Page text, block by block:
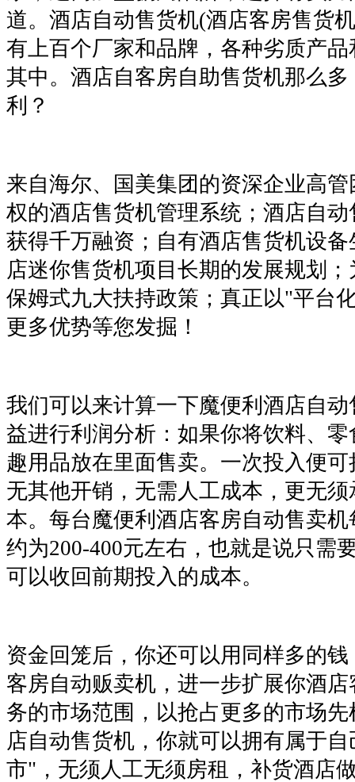
道。酒店自动售货机(酒店客房售货
有上百个厂家和品牌，各种劣质产
其中。酒店自客房自助售货机那么
利？
来自海尔、国美集团的资深企业高
权的酒店售货机管理系统；酒店自
获得千万融资；自有酒店售货机设
店迷你售货机项目长期的发展规划
保姆式九大扶持政策；真正以"平台
更多优势等您发掘！
我们可以来计算一下魔便利酒店自
益进行利润分析：如果你将饮料、
趣用品放在里面售卖。一次投入便
无其他开销，无需人工成本，更无
本。每台魔便利酒店客房自动售卖
约为200-400元左右，也就是说只需
可以收回前期投入的成本。
资金回笼后，你还可以用同样多的
客房自动贩卖机，进一步扩展你酒
务的市场范围，以抢占更多的市场
店自动售货机，你就可以拥有属于
市"，无须人工无须房租，补货酒店